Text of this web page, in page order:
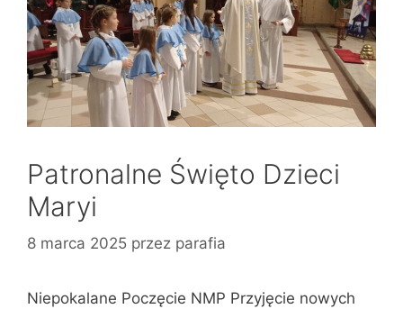
Patronalne Święto Dzieci
Maryi
8 marca 2025 przez parafia
Niepokalane Poczęcie NMP Przyjęcie nowych